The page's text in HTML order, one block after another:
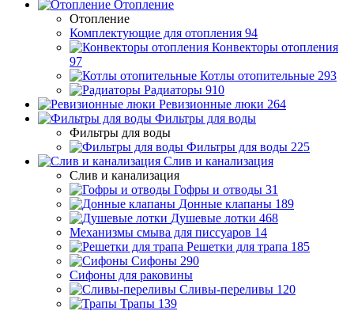
Отопление
Отопление
Комплектующие для отопления 94
Конвекторы отопления
97
Котлы отопительные 293
Радиаторы 910
Ревизионные люки 264
Фильтры для воды
Фильтры для воды
Фильтры для воды 225
Слив и канализация
Слив и канализация
Гофры и отводы 31
Донные клапаны 189
Душевые лотки 468
Механизмы смыва для писсуаров 14
Решетки для трапа 185
Сифоны 290
Сифоны для раковины
Сливы-переливы 120
Трапы 139